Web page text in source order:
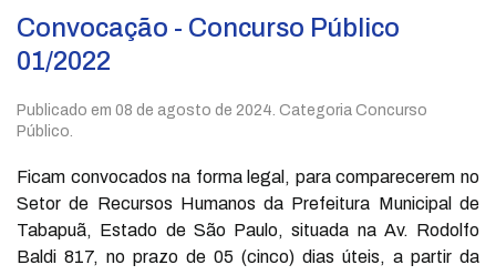
Convocação - Concurso Público
01/2022
Publicado em 08 de agosto de 2024 . Categoria Concurso
Público.
Ficam convocados na forma legal, para comparecerem no
Setor de Recursos Humanos da Prefeitura Municipal de
Tabapuã, Estado de São Paulo, situada na Av. Rodolfo
Baldi 817, no prazo de 05 (cinco) dias úteis, a partir da